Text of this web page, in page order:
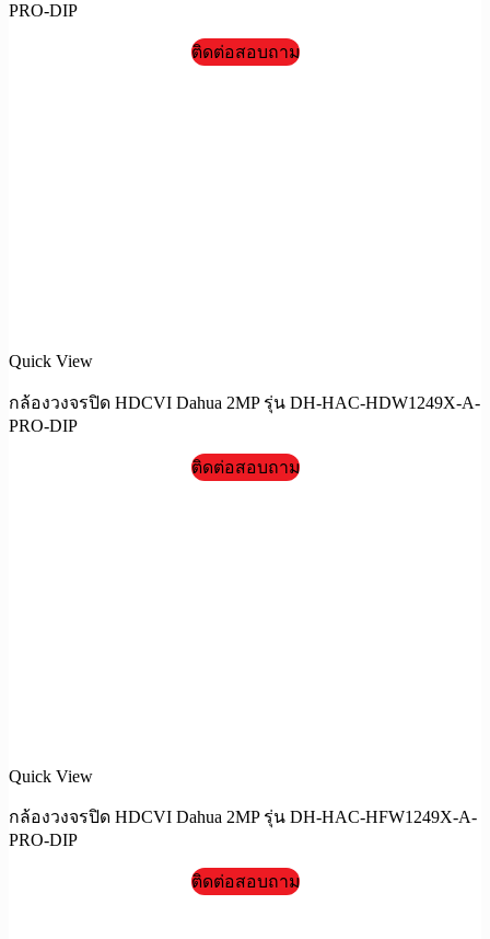
PRO-DIP
ติดต่อสอบถาม
Quick View
กล้องวงจรปิด HDCVI Dahua 2MP รุ่น DH-HAC-HDW1249X-A-
PRO-DIP
ติดต่อสอบถาม
Quick View
กล้องวงจรปิด HDCVI Dahua 2MP รุ่น DH-HAC-HFW1249X-A-
PRO-DIP
ติดต่อสอบถาม